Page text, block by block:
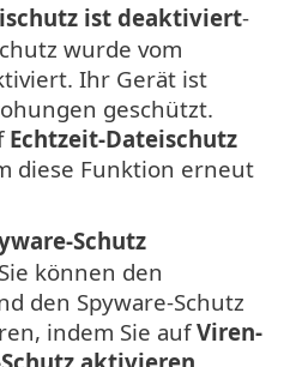
ist deaktiviert-
wurde vom
Ihr Gerät ist
geschützt.
Echtzeit-Dateischutz
diese Funktion erneut
Schutz
können den
den Spyware-Schutz
indem Sie aufViren-